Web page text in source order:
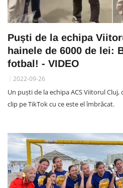
Puști de la echipa
hainele de 6000 de lei:
fotbal! - VIDEO
2022-09-26
Un puști de la echipa ACS Viitorul
clip pe TikTok cu ce este el îmbrăcat.